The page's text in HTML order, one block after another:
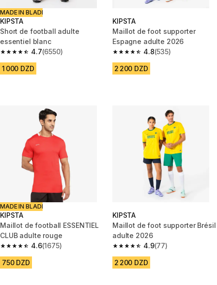
MADE IN BLADI
KIPSTA
Short de football adulte
essentiel blanc
4.7
4.7 out of 5 stars from 6550 reviews
(6550)
1 000 DZD
KIPSTA
Maillot de foot supporter
Espagne adulte 2026
4.8
4.8 out of 5 stars from 535
(535)
2 200 DZD
MADE IN BLADI
KIPSTA
Maillot de football ESSENTIEL
CLUB adulte rouge
4.6
4.6 out of 5 stars from 1675 reviews
(1675)
750 DZD
KIPSTA
Maillot de foot supporter Brésil
adulte 2026
4.9
4.9 out of 5 stars from 77
(77)
2 200 DZD